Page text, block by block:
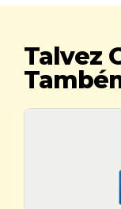
Talvez